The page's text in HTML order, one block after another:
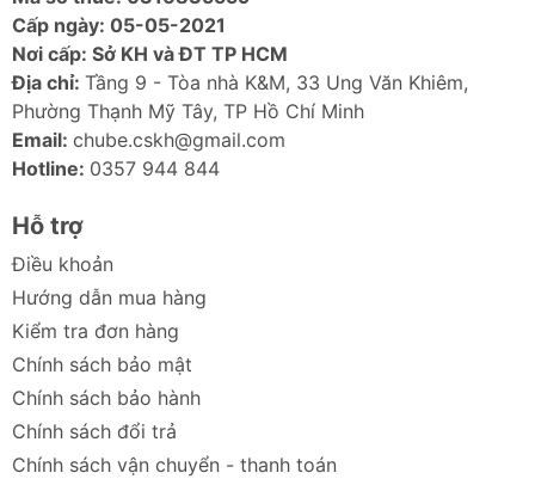
gian làm việc hay giải trí của bạn.
Ảnh sản phẩm Giá đỡ điện thoại Baseus
Portable Series
Cấp ngày: 05-05-2021
Nơi cấp: Sở KH và ĐT TP HCM
Địa chỉ: Tầng 9 - Tòa nhà K&M, 33 Ung Văn Khiêm,
Phường Thạnh Mỹ Tây, TP Hồ Chí Minh
Email: chube.cskh@gmail.com
Hotline: 0357 944 844
Hỗ trợ
Điều khoản
Hướng dẫn mua hàng
Kiểm tra đơn hàng
Chính sách bảo mật
Chính sách bảo hành
Chính sách đổi trả
Chính sách vận chuyển - thanh toán